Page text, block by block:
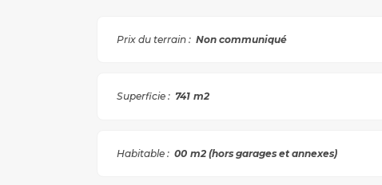
Prix du terrain : Non communiqué
Superficie : 741 m2
Habitable : 00 m2 (hors garages et annexes)